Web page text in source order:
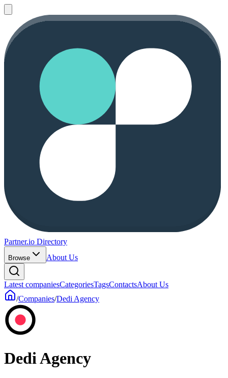
Partner.io Directory
Browse About Us
Latest companiesCategoriesTagsContactsAbout Us
/Companies/Dedi Agency
Dedi Agency